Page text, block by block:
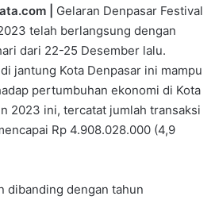
|
Gelaran Denpasar Festival
telah berlangsung dengan
dari 22-25 Desember lalu.
jantung Kota Denpasar ini mampu
pertumbuhan ekonomi di Kota
2023 ini, tercatat jumlah transaksi
Rp 4.908.028.000 (4,9
dibanding dengan tahun